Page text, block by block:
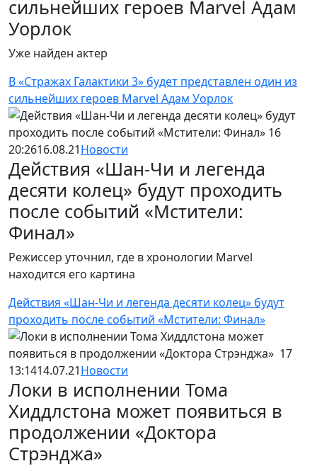
сильнейших героев Marvel Адам
Уорлок
Уже найден актер
В «Стражах Галактики 3» будет представлен один из
сильнейших героев Marvel Адам Уорлок
20:2616.08.21Новости
Действия «Шан-Чи и легенда
десяти колец» будут проходить
после событий «Мстители:
Финал»
Режиссер уточнил, где в хронологии Marvel
находится его картина
Действия «Шан-Чи и легенда десяти колец» будут
проходить после событий «Мстители: Финал»
13:1414.07.21Новости
Локи в исполнении Тома
Хиддлстона может появиться в
продолжении «Доктора
Стрэнджа»